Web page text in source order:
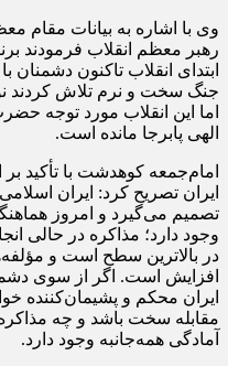
وی با اشاره به بیانات مقام
رهبر معظم انقلاب فرمودند
ابتدای انقلاب تاکنون دشمنان
جنگ سخت و نرم تلاش کردند
اما این انقلاب مورد توجه
الهی پابرجا مانده است.
امام‌جمعه کوهدشت با تأکید
ایران تصریح کرد: ایران
تصمیم می‌گیرد و امروز
وجود دارد؛ مذاکره در حالی
در بالاترین سطح است و
افزایش است. اگر از سوی
ایران محکم و پشیمان‌کننده
مقابله سخت باشد و چه
آمادگی همه‌جانبه وجود دارد.